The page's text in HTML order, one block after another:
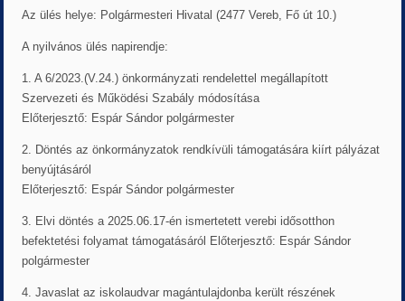
Az ülés helye: Polgármesteri Hivatal (2477 Vereb, Fő út 10.)
A nyilvános ülés napirendje:
1. A 6/2023.(V.24.) önkormányzati rendelettel megállapított
Szervezeti és Működési Szabály módosítása
Előterjesztő: Espár Sándor polgármester
2. Döntés az önkormányzatok rendkívüli támogatására kiírt pályázat
benyújtásáról
Előterjesztő: Espár Sándor polgármester
3. Elvi döntés a 2025.06.17-én ismertetett verebi idősotthon
befektetési folyamat támogatásáról Előterjesztő: Espár Sándor
polgármester
4. Javaslat az iskolaudvar magántulajdonba került részének